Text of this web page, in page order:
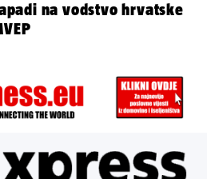
na vodstvo hrvatske